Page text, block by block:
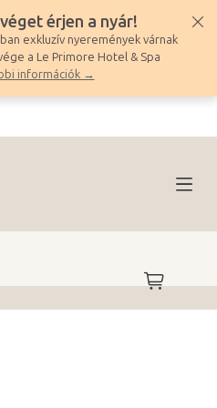
érjen a nyár!
exkluzív nyeremények várnak
a Le Primore Hotel & Spa
információk →
KOSÁR